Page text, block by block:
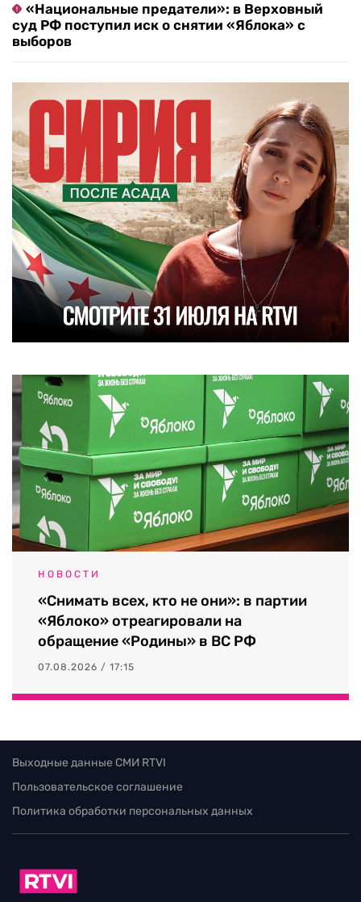
«Национальные предатели»: в Верховный
суд РФ поступил иск о снятии «Яблока» с
выборов
НОВОСТИ
«Снимать всех, кто не они»: в партии
«Яблоко» отреагировали на
обращение «Родины» в ВС РФ
07.08.2026 / 17:15
Выходные данные СМИ RTVI
Пользовательское соглашение
Политика обработки персональных данных